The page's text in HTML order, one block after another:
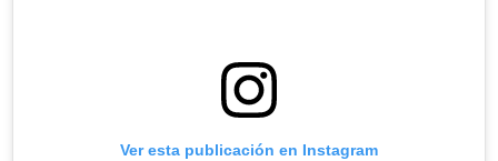
Ver esta publicación en Instagram